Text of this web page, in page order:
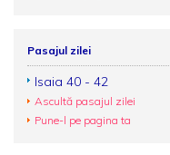
Pasajul zilei
Isaia 40 - 42
Ascultă pasajul zilei
Pune-l pe pagina ta